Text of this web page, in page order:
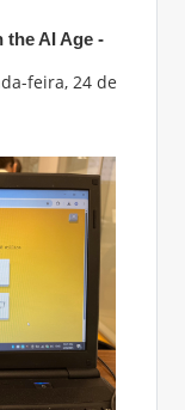
the AI Age -
feira, 24 de